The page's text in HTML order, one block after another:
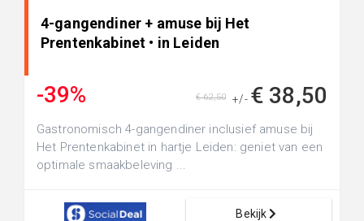
4-gangendiner + amuse bij Het
Prentenkabinet • in Leiden
-39% +/- € 38,50
€ 62,50
Gastronomisch 4-gangendiner inclusief amuse bij
Het Prentenkabinet in hartje Leiden: geniet van een
optimale smaakbeleving ...
Bekijk